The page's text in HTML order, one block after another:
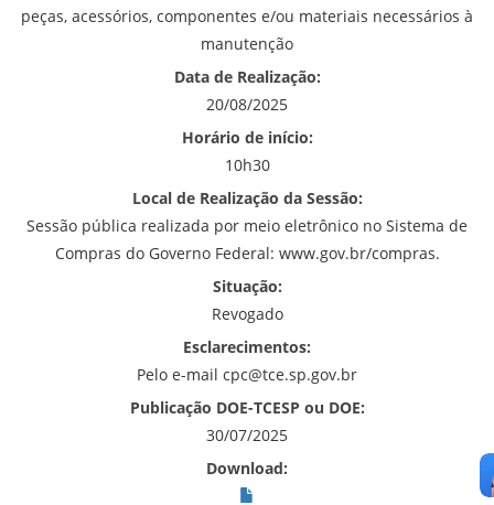
peças, acessórios, componentes e/ou materiais necessários à
manutenção
Data de Realização:
20/08/2025
Horário de início:
10h30
Local de Realização da Sessão:
Sessão pública realizada por meio eletrônico no Sistema de
Compras do Governo Federal: www.gov.br/compras.
Situação:
Revogado
Esclarecimentos:
Pelo e-mail cpc@tce.sp.gov.br
Publicação DOE-TCESP ou DOE:
30/07/2025
Download: